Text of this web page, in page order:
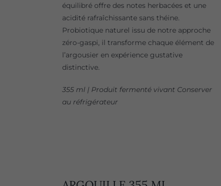
équilibré offre des notes herbacées et une
acidité rafraîchissante sans théine.
Probiotique naturel issu de notre approche
zéro-gaspi, il transforme chaque élément de
l’argousier en expérience gustative
distinctive.
355 ml | Produit fermenté vivant Conserver
au réfrigérateur